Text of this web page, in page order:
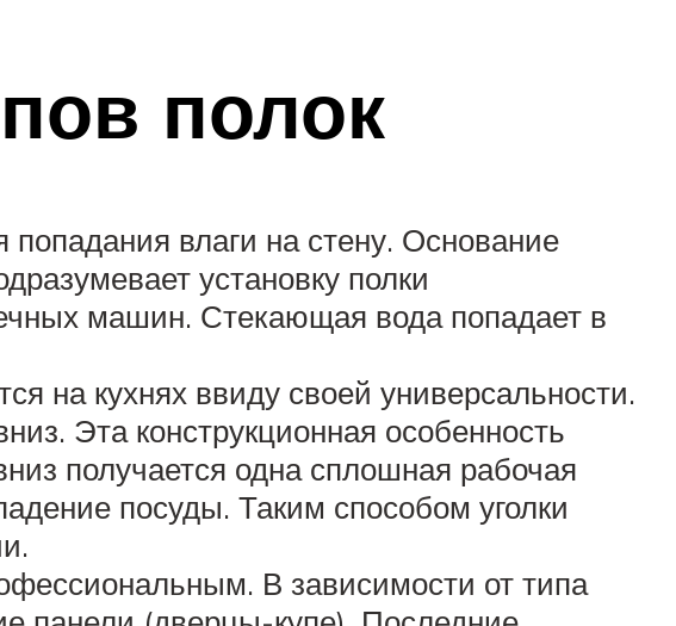
полок
влаги на стену. Основание
установку полки
машин. Стекающая вода попадает в
на кухнях ввиду своей универсальности.
Эта конструкционная особенность
получается одна сплошная рабочая
посуды. Таким способом уголки
В зависимости от типа